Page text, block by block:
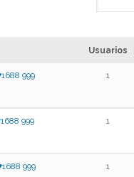
Usuarios
999 1
999 1
999 1